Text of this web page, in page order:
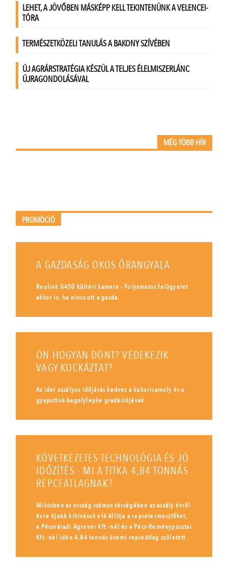
MÉG TÖBB HÍR
PROMÓCIÓ
A GAZDASÁG OKOS ŐRANGYALA
Reolink G450 kültéri kamera - Folyamatos felügyelet
akkor is, ha nincs ott a gazda.
ÖN HOGYAN DÖNT? VÉDEKEZIK
VAGY KOCKÁZTAT?
Az idei aszályos időjárás kedvez a kukoricamoly és a
gyapottok-bagolylepke gradációjának.
KÖVETKEZETES TECHNOLÓGIA ÉS JÓ
IDŐZÍTÉS - MI A TITKA 4,84 TONNÁS
REPCEÁTLAGNAK?
Miközben az ország számos térségében az aszály évről
évre újabb kihívások elé állítja a repcetermesztőket,
a Pécsváradi Agrover Kft.-nél és a Pécs-Reménypusztai
Kft.-nél idén 4,84 tonnás üzemi repceátlag született.